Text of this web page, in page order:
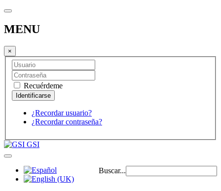
MENU
×
Recuérdeme
¿Recordar usuario?
¿Recordar contraseña?
GSI
Buscar...